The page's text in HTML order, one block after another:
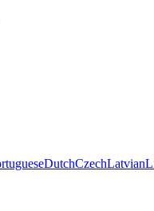
DutchCzechLatvian